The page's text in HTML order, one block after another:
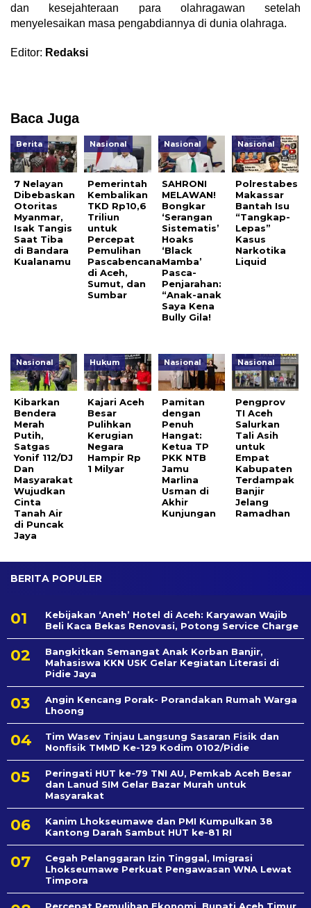
dan kesejahteraan para olahragawan setelah
menyelesaikan masa pengabdiannya di dunia olahraga.
Editor: Redaksi
Baca Juga
Berita
7 Nelayan
Dibebaskan
Otoritas
Myanmar,
Isak Tangis
Saat Tiba
di Bandara
Kualanamu
Nasional
Pemerintah
Kembalikan
TKD Rp10,6
Triliun
untuk
Percepat
Pemulihan
Pascabencana
di Aceh,
Sumut, dan
Sumbar
Nasional
SAHRONI
MELAWAN!
Bongkar
‘Serangan
Sistematis’
Hoaks
‘Black
Mamba’
Pasca-
Penjarahan:
“Anak-anak
Saya Kena
Bully Gila!
Nasional
Polrestabes
Makassar
Bantah Isu
“Tangkap-
Lepas”
Kasus
Narkotika
Liquid
Nasional
Kibarkan
Bendera
Merah
Putih,
Satgas
Yonif 112/DJ
Dan
Masyarakat
Wujudkan
Cinta
Tanah Air
di Puncak
Jaya
Hukum
Kajari Aceh
Besar
Pulihkan
Kerugian
Negara
Hampir Rp
1 Milyar
Nasional
Pamitan
dengan
Penuh
Hangat:
Ketua TP
PKK NTB
Jamu
Marlina
Usman di
Akhir
Kunjungan
Nasional
Pengprov
TI Aceh
Salurkan
Tali Asih
untuk
Empat
Kabupaten
Terdampak
Banjir
Jelang
Ramadhan
BERITA POPULER
Kebijakan ‘Aneh’ Hotel di Aceh: Karyawan Wajib
Beli Kaca Bekas Renovasi, Potong Service Charge
Bangkitkan Semangat Anak Korban Banjir,
Mahasiswa KKN USK Gelar Kegiatan Literasi di
Pidie Jaya
Angin Kencang Porak- Porandakan Rumah Warga
Lhoong
Tim Wasev Tinjau Langsung Sasaran Fisik dan
Nonfisik TMMD Ke-129 Kodim 0102/Pidie
Peringati HUT ke-79 TNI AU, Pemkab Aceh Besar
dan Lanud SIM Gelar Bazar Murah untuk
Masyarakat
Kanim Lhokseumawe dan PMI Kumpulkan 38
Kantong Darah Sambut HUT ke-81 RI
Cegah Pelanggaran Izin Tinggal, Imigrasi
Lhokseumawe Perkuat Pengawasan WNA Lewat
Timpora